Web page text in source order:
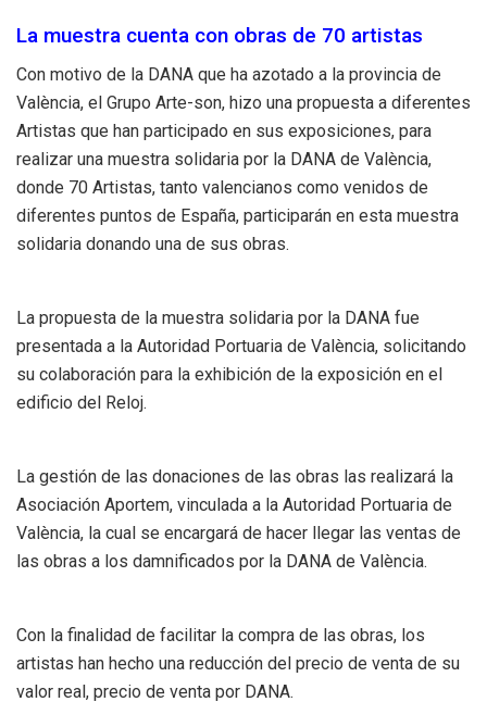
La muestra cuenta con obras de 70 artistas
Con motivo de la DANA que ha azotado a la provincia de
València, el Grupo Arte-son, hizo una propuesta a diferentes
Artistas que han participado en sus exposiciones, para
realizar una muestra solidaria por la DANA de València,
donde 70 Artistas, tanto valencianos como venidos de
diferentes puntos de España, participarán en esta muestra
solidaria donando una de sus obras.
La propuesta de la muestra solidaria por la DANA fue
presentada a la Autoridad Portuaria de València, solicitando
su colaboración para la exhibición de la exposición en el
edificio del Reloj.
La gestión de las donaciones de las obras las realizará la
Asociación Aportem, vinculada a la Autoridad Portuaria de
València, la cual se encargará de hacer llegar las ventas de
las obras a los damnificados por la DANA de València.
Con la finalidad de facilitar la compra de las obras, los
artistas han hecho una reducción del precio de venta de su
valor real, precio de venta por DANA.